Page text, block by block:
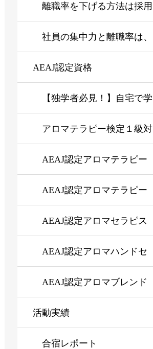
企業研修を導入しやすくす
る仕組みをわかりやすく解
説
離職率を下げる方法は採用
ではなく状態管理にある
社員の集中力と離職率は、
なぜ下がるのか？企業に必
要なストレスマネジメント
研修とは？
AEAJ認定資格
【独学者必見！】自宅で学
ぶAEAJアロマテラピーイ
ンストラクター、アロマセ
ラピスト資格取得の新コー
ス登場！
アロマテラピー検定１級対
応講座【オンデマンド or
対面】
AEAJ認定アロマテラピー
アドバイザー資格対応講座
AEAJ認定アロマテラピー
インストラクター資格対応
講座
AEAJ認定アロマセラピス
ト資格対応講座
AEAJ認定アロマハンドセ
ラピスト資格対応コース※
オンライン対応可
AEAJ認定アロマブレンド
デザイナー資格対応コース
※オンライン対応可
活動実績
合宿レポート